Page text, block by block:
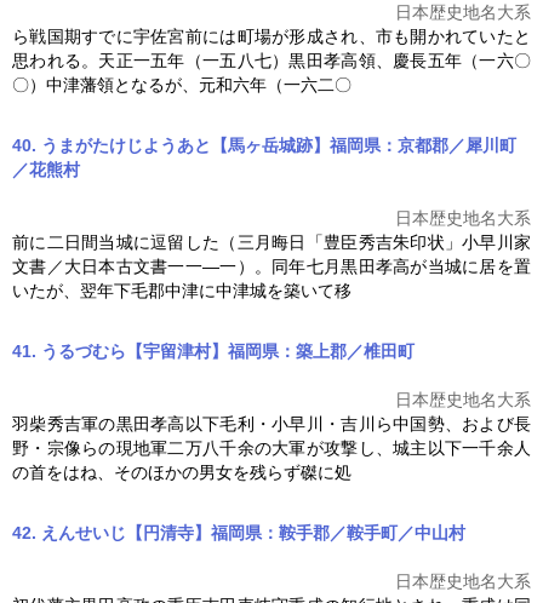
日本歴史地名大系
ら戦国期すでに宇佐宮前には町場が形成され、市も開かれていたと
思われる。天正一五年（一五八七）黒田孝高領、慶長五年（一六〇
〇）中津藩領となるが、元和六年（一六二〇
40. うまがたけじようあと【馬ヶ岳城跡】福岡県：京都郡／犀川町
／花熊村
日本歴史地名大系
前に二日間当城に逗留した（三月晦日「豊臣秀吉朱印状」小早川家
文書／大日本古文書一一―一）。同年七月黒田孝高が当城に居を置
いたが、翌年下毛郡中津に中津城を築いて移
41. うるづむら【宇留津村】福岡県：築上郡／椎田町
日本歴史地名大系
羽柴秀吉軍の黒田孝高以下毛利・小早川・吉川ら中国勢、および長
野・宗像らの現地軍二万八千余の大軍が攻撃し、城主以下一千余人
の首をはね、そのほかの男女を残らず磔に処
42. えんせいじ【円清寺】福岡県：鞍手郡／鞍手町／中山村
日本歴史地名大系